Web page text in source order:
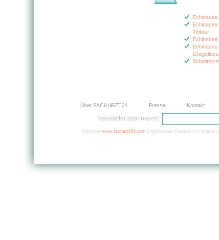
Tinktur
Schwitzkur
Über FACHARZT24 Presse Kontakt
Newsletter abonnieren:
Die unter www.facharzt24.com angebotenen Dienste und Inhalte